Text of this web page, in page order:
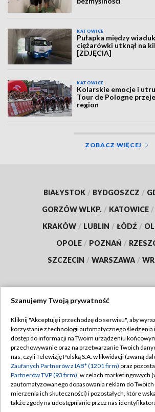
KATOWICE
Pułapka między
ciężarówki utknął na
[ZDJĘCIA]
KATOWICE
Kolarskie emocje i
Tour de Pologne
region
ZOBACZ WIĘCEJ
BIAŁYSTOK / BYDGOSZCZ /
GORZÓW WLKP. / KATOWICE /
KRAKÓW / LUBLIN / ŁÓDŹ /
OPOLE / POZNAŃ /
SZCZECIN / WARSZAWA /
TVP
Abonament TVP
Emisja w TVP
Centrum informacji TVP
Naziemna Telewizja Cyfrowa
Regulamin TVP
Polityka prywatności
Moje zgody
Pomoc
Szanujemy Twoją prywatność
Kliknij "Akceptuję i przechodzę do serwisu", aby
korzystanie z technologii automatycznego śledzenia
dostęp do informacji na Twoim urządzeniu
przechowywanie oraz na przetwarzanie Twoich
nas, czyli Telewizję Polską S.A. w likwidacji (zwaną
Zaufanych Partnerów z IAB* (1201 firm) oraz
Partnerów TVP (93 firm), w celach marketingowych
zautomatyzowanego dopasowania reklam do
mierzenia ich skuteczności) i pozostałych, które
także zgody na udostępnianie przez nas